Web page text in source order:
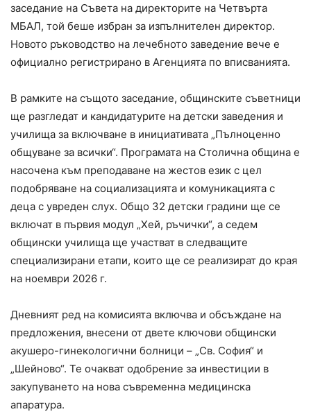
заседание на Съвета на директорите на Четвърта
МБАЛ, той беше избран за изпълнителен директор.
Новото ръководство на лечебното заведение вече е
официално регистрирано в Агенцията по вписванията.
В рамките на същото заседание, общинските съветници
ще разгледат и кандидатурите на детски заведения и
училища за включване в инициативата „Пълноценно
общуване за всички“. Програмата на Столична община е
насочена към преподаване на жестов език с цел
подобряване на социализацията и комуникацията с
деца с увреден слух. Общо 32 детски градини ще се
включат в първия модул „Хей, ръчички“, а седем
общински училища ще участват в следващите
специализирани етапи, които ще се реализират до края
на ноември 2026 г.
Дневният ред на комисията включва и обсъждане на
предложения, внесени от двете ключови общински
акушеро-гинекологични болници – „Св. София“ и
„Шейново“. Те очакват одобрение за инвестиции в
закупуването на нова съвременна медицинска
апаратура.